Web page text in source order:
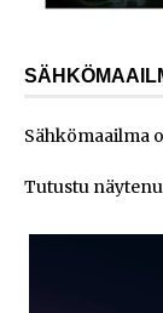
Sähkömaailma
Tutustu